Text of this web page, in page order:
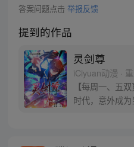
答案问题点击 举报反馈
提到的作品
灵剑尊
iCiyuan动漫 ·
【每周一、五
时代，意外成